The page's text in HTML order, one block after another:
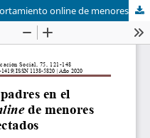
El papel de los padres en el comportamiento online de menores hiperconectados